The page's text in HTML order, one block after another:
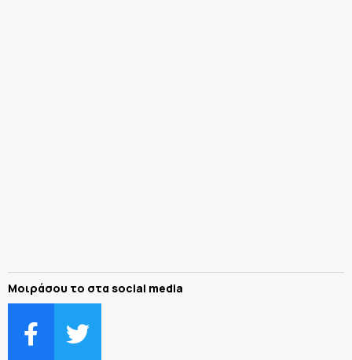
Μοιράσου το στα social media